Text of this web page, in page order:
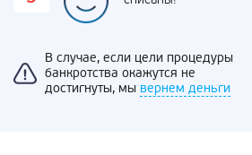
В случае, если цели процедуры
банкротства окажутся не
достигнуты, мы вернем деньги